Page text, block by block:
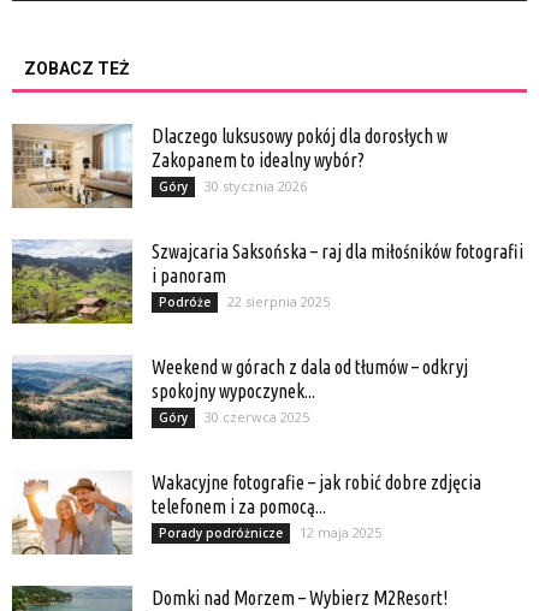
ZOBACZ TEŻ
Dlaczego luksusowy pokój dla dorosłych w
Zakopanem to idealny wybór?
Góry 30 stycznia 2026
Szwajcaria Saksońska – raj dla miłośników fotografii
i panoram
Podróże 22 sierpnia 2025
Weekend w górach z dala od tłumów – odkryj
spokojny wypoczynek...
Góry 30 czerwca 2025
Wakacyjne fotografie – jak robić dobre zdjęcia
telefonem i za pomocą...
Porady podróżnicze 12 maja 2025
Domki nad Morzem – Wybierz M2Resort!